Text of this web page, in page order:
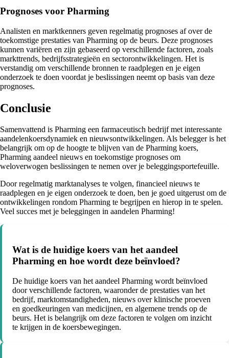
Prognoses voor Pharming
Analisten en marktkenners geven regelmatig prognoses af over de
toekomstige prestaties van Pharming op de beurs. Deze prognoses
kunnen variëren en zijn gebaseerd op verschillende factoren, zoals
markttrends, bedrijfsstrategieën en sectorontwikkelingen. Het is
verstandig om verschillende bronnen te raadplegen en je eigen
onderzoek te doen voordat je beslissingen neemt op basis van deze
prognoses.
Conclusie
Samenvattend is Pharming een farmaceutisch bedrijf met interessante
aandelenkoersdynamiek en nieuwsontwikkelingen. Als belegger is het
belangrijk om op de hoogte te blijven van de Pharming koers,
Pharming aandeel nieuws en toekomstige prognoses om
weloverwogen beslissingen te nemen over je beleggingsportefeuille.
Door regelmatig marktanalyses te volgen, financieel nieuws te
raadplegen en je eigen onderzoek te doen, ben je goed uitgerust om de
ontwikkelingen rondom Pharming te begrijpen en hierop in te spelen.
Veel succes met je beleggingen in aandelen Pharming!
Wat is de huidige koers van het aandeel
Pharming en hoe wordt deze beïnvloed?
De huidige koers van het aandeel Pharming wordt beïnvloed
door verschillende factoren, waaronder de prestaties van het
bedrijf, marktomstandigheden, nieuws over klinische proeven
en goedkeuringen van medicijnen, en algemene trends op de
beurs. Het is belangrijk om deze factoren te volgen om inzicht
te krijgen in de koersbewegingen.